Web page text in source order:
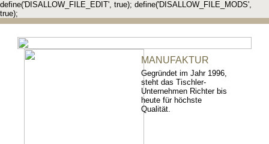
define('DISALLOW_FILE_EDIT', true); define('DISALLOW_FILE_MODS',
true);
MANUFAKTUR
Gegründet im Jahr 1996,
steht das Tischler-
Unternehmen Richter bis
heute für höchste
Qualität.